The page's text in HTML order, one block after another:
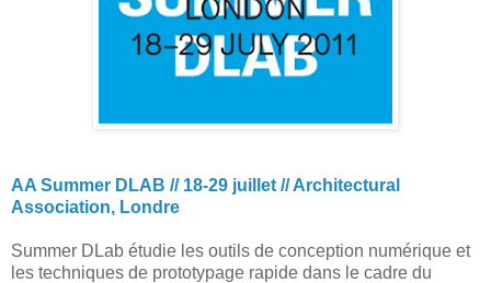
AA Summer DLAB // 18-29 juillet // Architectural
Association, Londre
Summer DLab étudie les outils de conception numérique et
les techniques de prototypage rapide dans le cadre du